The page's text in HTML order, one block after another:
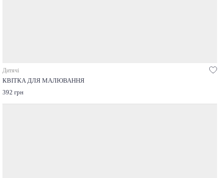
Дитячі
КВІТКА ДЛЯ МАЛЮВАННЯ
392 грн